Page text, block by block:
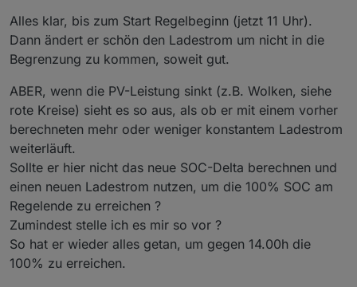
Alles klar, bis zum Start Regelbeginn (jetzt 11 Uhr).
Dann ändert er schön den Ladestrom um nicht in die
Begrenzung zu kommen, soweit gut.
ABER, wenn die PV-Leistung sinkt (z.B. Wolken, siehe
rote Kreise) sieht es so aus, als ob er mit einem vorher
berechneten mehr oder weniger konstantem Ladestrom
weiterläuft.
Sollte er hier nicht das neue SOC-Delta berechnen und
einen neuen Ladestrom nutzen, um die 100% SOC am
Regelende zu erreichen ?
Zumindest stelle ich es mir so vor ?
So hat er wieder alles getan, um gegen 14.00h die
100% zu erreichen.